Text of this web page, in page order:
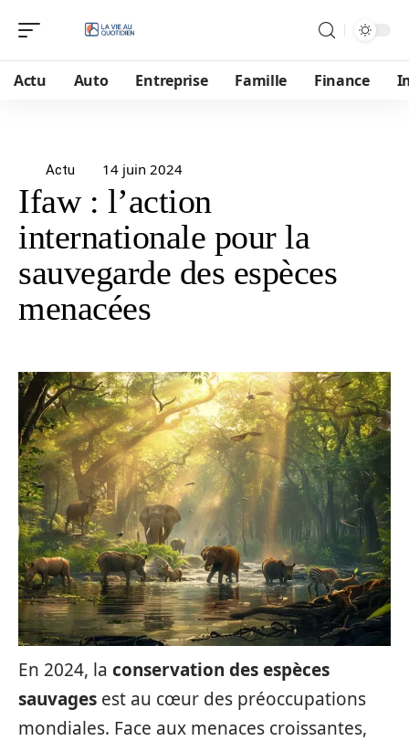
Actu Auto Entreprise Famille Finance
Actu 14 juin 2024
Ifaw : l’action
internationale pour la
sauvegarde des espèces
menacées
En 2024, la conservation des espèces
sauvages est au cœur des préoccupations
mondiales. Face aux menaces croissantes,